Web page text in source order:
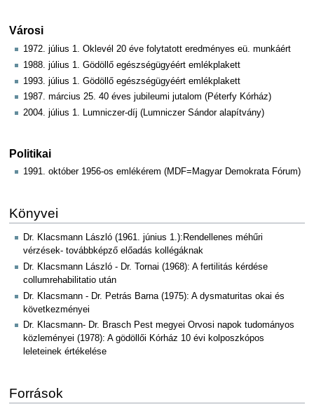
Városi
1972. július 1. Oklevél 20 éve folytatott eredményes eü. munkáért
1988. július 1. Gödöllő egészségügyéért emlékplakett
1993. július 1. Gödöllő egészségügyéért emlékplakett
1987. március 25. 40 éves jubileumi jutalom (Péterfy Kórház)
2004. július 1. Lumniczer-díj (Lumniczer Sándor alapítvány)
Politikai
1991. október 1956-os emlékérem (MDF=Magyar Demokrata Fórum)
Könyvei
Dr. Klacsmann László (1961. június 1.):Rendellenes méhűri
vérzések- továbbképző előadás kollégáknak
Dr. Klacsmann László - Dr. Tornai (1968): A fertilitás kérdése
collumrehabilitatio után
Dr. Klacsmann - Dr. Petrás Barna (1975): A dysmaturitas okai és
következményei
Dr. Klacsmann- Dr. Brasch Pest megyei Orvosi napok tudományos
közleményei (1978): A gödöllői Kórház 10 évi kolposzkópos
leleteinek értékelése
Források